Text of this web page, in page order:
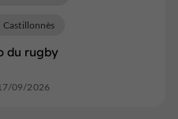
du rugby
Castillonnès
09/2026